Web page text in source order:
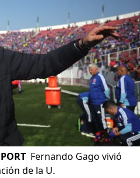
Fernando Gago vivió
de la U.